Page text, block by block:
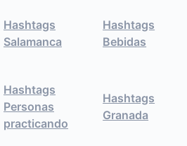
Hashtags
Salamanca
Hashtags
Bebidas
Hashtags
Personas
practicando
Hashtags
Granada